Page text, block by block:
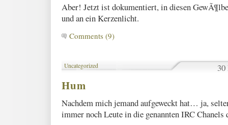
Aber! Jetzt ist dokumentiert, in diesen
und an ein Kerzenlicht.
Comments (9)
Uncategorized
Hum
Nachdem mich jemand aufgeweckt hat… ja,
immer noch Leute in die genannten IRC Chanels